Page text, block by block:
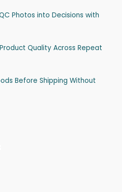
Photos into Decisions with
Quality Across Repeat
Before Shipping Without